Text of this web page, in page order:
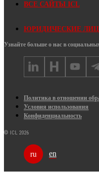
ВСЕ САЙТЫ ICL
ЮРИДИЧЕСКИЕ
Узнайте больше о нас в
Политика в отношении
Условия использования
Конфиденциальность
© ICL 2026
ru en